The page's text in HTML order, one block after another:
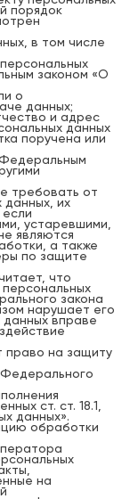
порядок
в том числе
законом «О
о
данных;
и адрес
данных
поручена или
требовать от
данных, их
если
устаревшими,
являются
а также
по защите
что
закона
нарушает его
вправе
право на защиту
ст. ст. 18.1,
данных».
обработки
на